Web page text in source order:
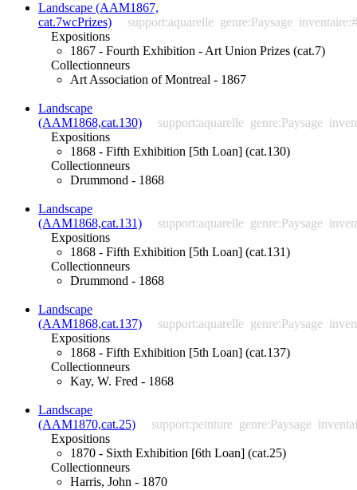
Landscape (AAM1867,
cat.7wcPrizes)
support:aquarelle genre:Paysage
Expositions
1867 - Fourth Exhibition - Art Union Prizes (cat.7)
Collectionneurs
Art Association of Montreal - 1867
Landscape
(AAM1868,cat.130)
support:aquarelle genre:Paysage
Expositions
1868 - Fifth Exhibition [5th Loan] (cat.130)
Collectionneurs
Drummond - 1868
Landscape
(AAM1868,cat.131)
support:aquarelle genre:Paysage
Expositions
1868 - Fifth Exhibition [5th Loan] (cat.131)
Collectionneurs
Drummond - 1868
Landscape
(AAM1868,cat.137)
support:aquarelle genre:Paysage
Expositions
1868 - Fifth Exhibition [5th Loan] (cat.137)
Collectionneurs
Kay, W. Fred - 1868
Landscape
(AAM1870,cat.25)
support:peinture genre:Paysage
Expositions
1870 - Sixth Exhibition [6th Loan] (cat.25)
Collectionneurs
Harris, John - 1870